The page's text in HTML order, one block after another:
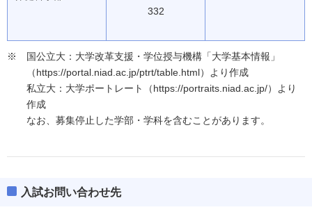
332
国公立大：大学改革支援・学位授与機構「大学基本情報」
（https://portal.niad.ac.jp/ptrt/table.html）より作成
私立大：大学ポートレート（https://portraits.niad.ac.jp/）より
作成
なお、募集停止した学部・学科を含むことがあります。
入試お問い合わせ先